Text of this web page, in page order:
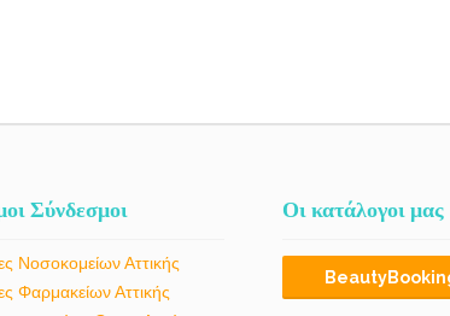
Σύνδεσμοι
Νοσοκομείων Αττικής
Φαρμακείων Αττικής
Οι κατάλογοι μας